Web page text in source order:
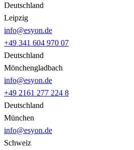
Deutschland
Leipzig
info@esyon.de
+49 341 604 970 07
Deutschland
Mönchengladbach
info@esyon.de
+49 2161 277 224 8
Deutschland
München
info@esyon.de
Schweiz